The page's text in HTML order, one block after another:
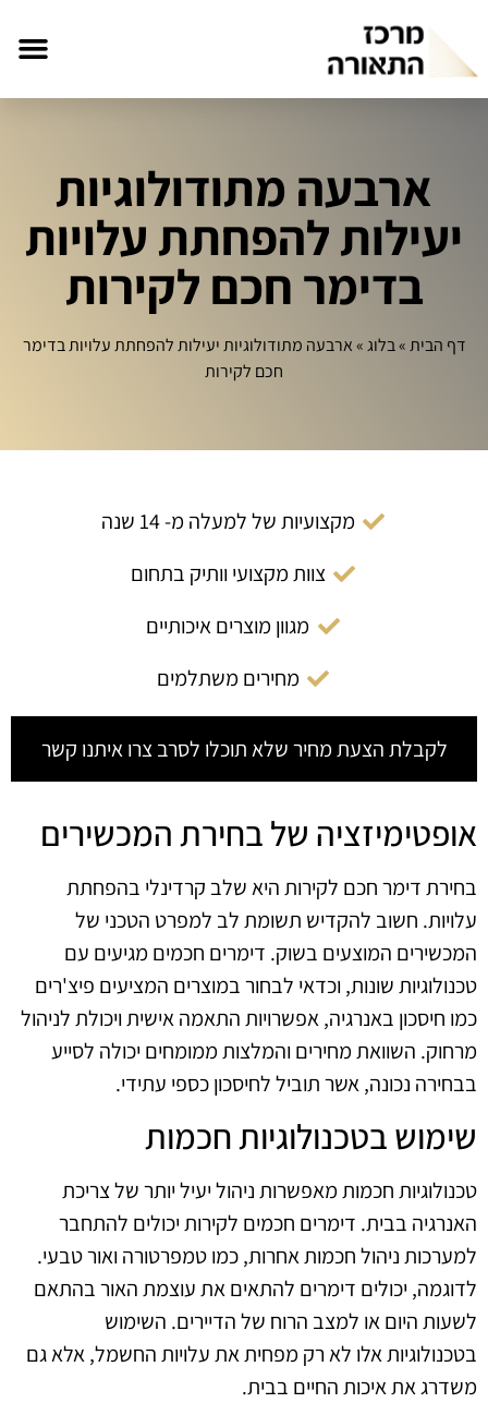
ארבעה מתודולוגיות
יעילות להפחתת עלויות
בדימר חכם לקירות
דף הבית»בלוג»ארבעה מתודולוגיות יעילות להפחתת עלויות בדימר
חכם לקירות
מקצועיות של למעלה מ- 14 שנה
צוות מקצועי וותיק בתחום
מגוון מוצרים איכותיים
מחירים משתלמים
לקבלת הצעת מחיר שלא תוכלו לסרב צרו איתנו קשר
אופטימיזציה של בחירת המכשירים
בחירת דימר חכם לקירות היא שלב קרדינלי בהפחתת
עלויות. חשוב להקדיש תשומת לב למפרט הטכני של
המכשירים המוצעים בשוק. דימרים חכמים מגיעים עם
טכנולוגיות שונות, וכדאי לבחור במוצרים המציעים פיצ'רים
כמו חיסכון באנרגיה, אפשרויות התאמה אישית ויכולת לניהול
מרחוק. השוואת מחירים והמלצות ממומחים יכולה לסייע
בבחירה נכונה, אשר תוביל לחיסכון כספי עתידי.
שימוש בטכנולוגיות חכמות
טכנולוגיות חכמות מאפשרות ניהול יעיל יותר של צריכת
האנרגיה בבית. דימרים חכמים לקירות יכולים להתחבר
למערכות ניהול חכמות אחרות, כמו טמפרטורה ואור טבעי.
לדוגמה, יכולים דימרים להתאים את עוצמת האור בהתאם
לשעות היום או למצב הרוח של הדיירים. השימוש
בטכנולוגיות אלו לא רק מפחית את עלויות החשמל, אלא גם
משדרג את איכות החיים בבית.